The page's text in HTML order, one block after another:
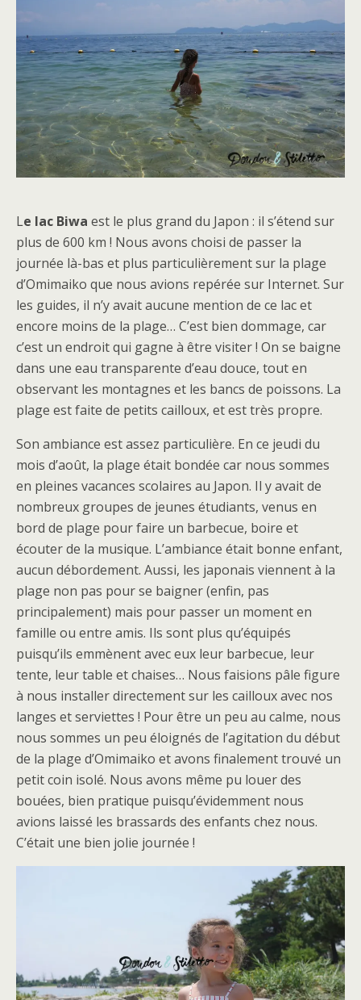
Le lac Biwa est le plus grand du Japon : il s’étend sur
plus de 600 km ! Nous avons choisi de passer la
journée là-bas et plus particulièrement sur la plage
d’Omimaiko que nous avions repérée sur Internet. Sur
les guides, il n’y avait aucune mention de ce lac et
encore moins de la plage… C’est bien dommage, car
c’est un endroit qui gagne à être visiter ! On se baigne
dans une eau transparente d’eau douce, tout en
observant les montagnes et les bancs de poissons. La
plage est faite de petits cailloux, et est très propre.
Son ambiance est assez particulière. En ce jeudi du
mois d’août, la plage était bondée car nous sommes
en pleines vacances scolaires au Japon. Il y avait de
nombreux groupes de jeunes étudiants, venus en
bord de plage pour faire un barbecue, boire et
écouter de la musique. L’ambiance était bonne enfant,
aucun débordement. Aussi, les japonais viennent à la
plage non pas pour se baigner (enfin, pas
principalement) mais pour passer un moment en
famille ou entre amis. Ils sont plus qu’équipés
puisqu’ils emmènent avec eux leur barbecue, leur
tente, leur table et chaises… Nous faisions pâle figure
à nous installer directement sur les cailloux avec nos
langes et serviettes ! Pour être un peu au calme, nous
nous sommes un peu éloignés de l’agitation du début
de la plage d’Omimaiko et avons finalement trouvé un
petit coin isolé. Nous avons même pu louer des
bouées, bien pratique puisqu’évidemment nous
avions laissé les brassards des enfants chez nous.
C’était une bien jolie journée !